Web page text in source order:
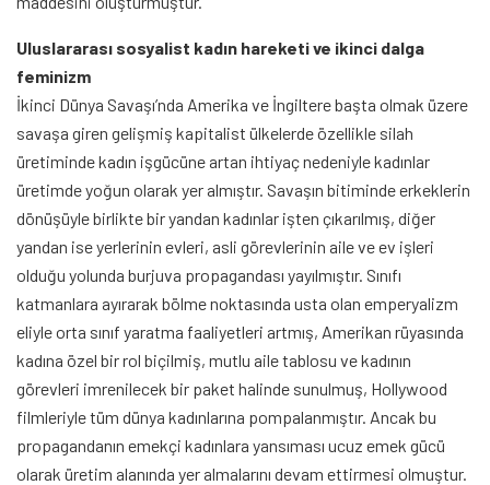
Uluslararası sosyalist kadın hareketi ve ikinci dalga
feminizm
İkinci Dünya Savaşı’nda Amerika ve İngiltere başta olmak üzere
savaşa giren gelişmiş kapitalist ülkelerde özellikle silah
üretiminde kadın işgücüne artan ihtiyaç nedeniyle kadınlar
üretimde yoğun olarak yer almıştır. Savaşın bitiminde erkeklerin
dönüşüyle birlikte bir yandan kadınlar işten çıkarılmış, diğer
yandan ise yerlerinin evleri, asli görevlerinin aile ve ev işleri
olduğu yolunda burjuva propagandası yayılmıştır. Sınıfı
katmanlara ayırarak bölme noktasında usta olan emperyalizm
eliyle orta sınıf yaratma faaliyetleri artmış, Amerikan rüyasında
kadına özel bir rol biçilmiş, mutlu aile tablosu ve kadının
görevleri imrenilecek bir paket halinde sunulmuş, Hollywood
filmleriyle tüm dünya kadınlarına pompalanmıştır. Ancak bu
propagandanın emekçi kadınlara yansıması ucuz emek gücü
olarak üretim alanında yer almalarını devam ettirmesi olmuştur.